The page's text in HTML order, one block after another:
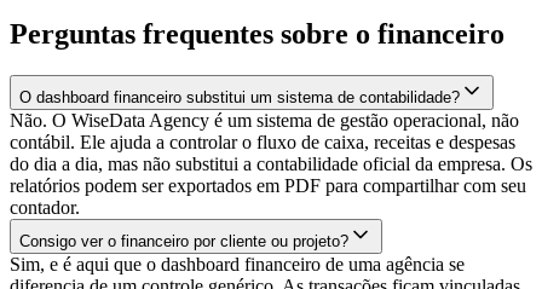
Perguntas frequentes sobre o financeiro
O dashboard financeiro substitui um sistema de contabilidade?
Não. O WiseData Agency é um sistema de gestão operacional, não
contábil. Ele ajuda a controlar o fluxo de caixa, receitas e despesas
do dia a dia, mas não substitui a contabilidade oficial da empresa. Os
relatórios podem ser exportados em PDF para compartilhar com seu
contador.
Consigo ver o financeiro por cliente ou projeto?
Sim, e é aqui que o dashboard financeiro de uma agência se